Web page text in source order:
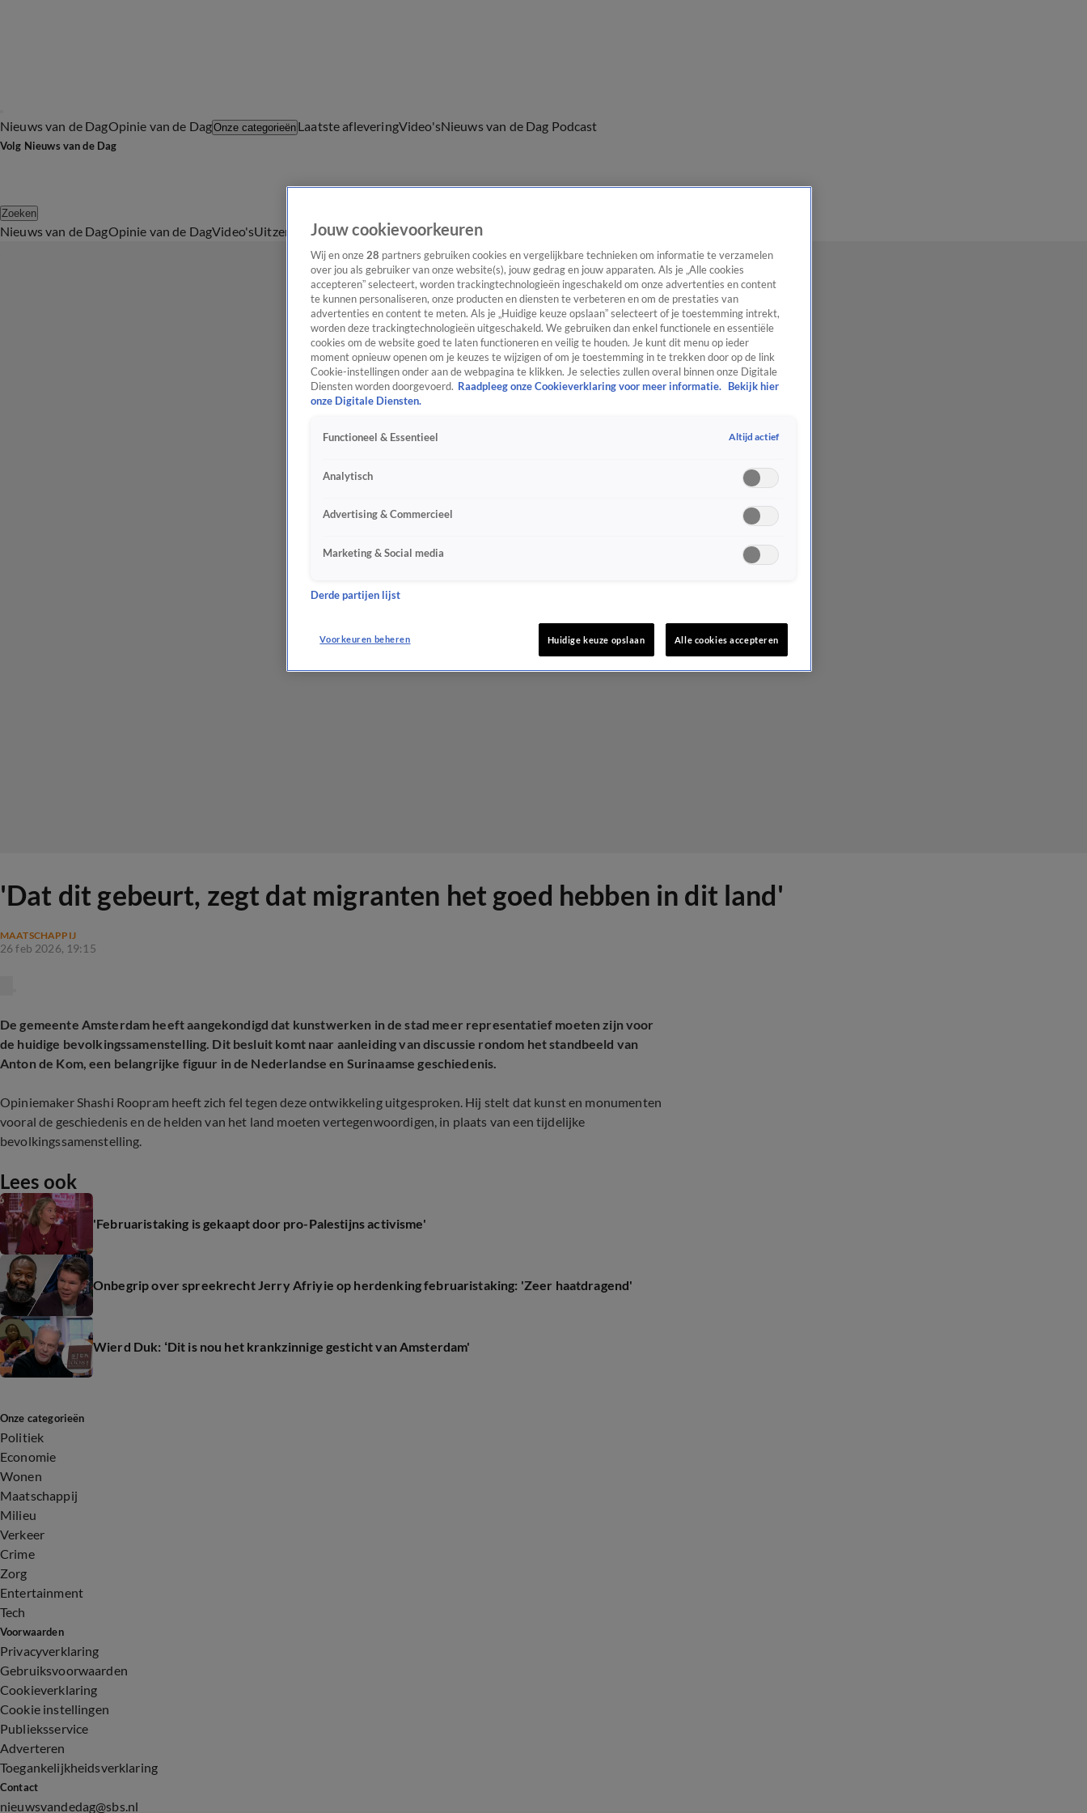
Nieuws van de DagOpinie van de DagOnze categorieën Laatste afleveringVideo'sNieuws van de Dag Podcast
Volg Nieuws van de Dag
Zoeken
Nieuws van de DagOpinie van de DagVideo'sUitzendingenPodcastPanelContact
'Dat dit gebeurt, zegt dat migranten het goed hebben in dit land'
MAATSCHAPPIJ
26 feb 2026, 19:15
De gemeente Amsterdam heeft aangekondigd dat kunstwerken in de stad meer representatief moeten zijn voor
de huidige bevolkingssamenstelling. Dit besluit komt naar aanleiding van discussie rondom het standbeeld van
Anton de Kom, een belangrijke figuur in de Nederlandse en Surinaamse geschiedenis.
Opiniemaker Shashi Roopram heeft zich fel tegen deze ontwikkeling uitgesproken. Hij stelt dat kunst en monumenten
vooral de geschiedenis en de helden van het land moeten vertegenwoordigen, in plaats van een tijdelijke
bevolkingssamenstelling.
Lees ook
'Februaristaking is gekaapt door pro-Palestijns activisme'
Onbegrip over spreekrecht Jerry Afriyie op herdenking februaristaking: 'Zeer haatdragend'
Wierd Duk: ‘Dit is nou het krankzinnige gesticht van Amsterdam'
Onze categorieën
Politiek
Economie
Wonen
Maatschappij
Milieu
Verkeer
Crime
Zorg
Entertainment
Tech
Voorwaarden
Privacyverklaring
Gebruiksvoorwaarden
Cookieverklaring
Cookie instellingen
Publieksservice
Adverteren
Toegankelijkheidsverklaring
Contact
nieuwsvandedag@sbs.nl
Jouw cookievoorkeuren
Wij en onze 28 partners gebruiken cookies en vergelijkbare technieken om informatie te verzamelen
over jou als gebruiker van onze website(s), jouw gedrag en jouw apparaten. Als je „Alle cookies
accepteren” selecteert, worden trackingtechnologieën ingeschakeld om onze advertenties en content
te kunnen personaliseren, onze producten en diensten te verbeteren en om de prestaties van
advertenties en content te meten. Als je „Huidige keuze opslaan” selecteert of je toestemming intrekt,
worden deze trackingtechnologieën uitgeschakeld. We gebruiken dan enkel functionele en essentiële
cookies om de website goed te laten functioneren en veilig te houden. Je kunt dit menu op ieder
moment opnieuw openen om je keuzes te wijzigen of om je toestemming in te trekken door op de link
Cookie-instellingen onder aan de webpagina te klikken. Je selecties zullen overal binnen onze Digitale
Diensten worden doorgevoerd. Raadpleeg onze Cookieverklaring voor meer informatie.
Bekijk hier
onze Digitale Diensten.
Functioneel & Essentieel Altijd actief
Analytisch
Advertising & Commercieel
Marketing & Social media
Derde partijen lijst
Voorkeuren beheren Huidige keuze opslaan Alle cookies accepteren